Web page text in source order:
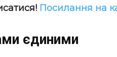
Посилання на
єдиними